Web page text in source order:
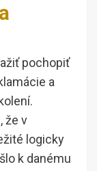
pochopiť
a
že v
logicky
k danému